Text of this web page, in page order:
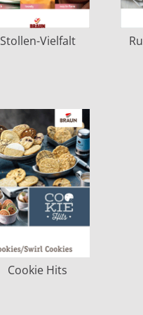
Stollen-Vielfalt
Cookie Hits